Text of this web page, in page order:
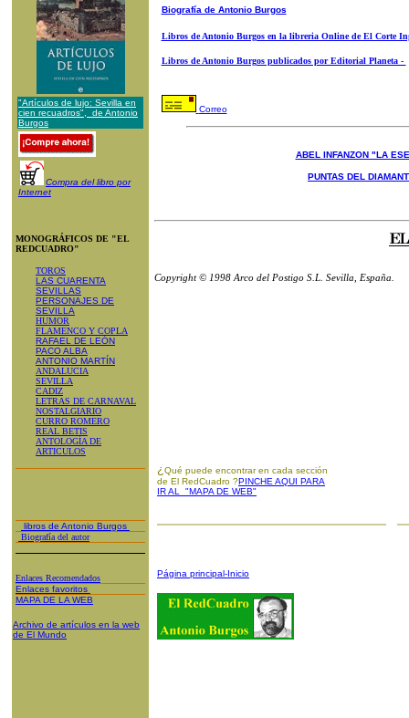
"Artículos de lujo: Sevilla en
cien recuadros", de Antonio
Burgos
Compra del libro por
Internet
MONOGRÁFICOS DE "EL
REDCUADRO"
TOROS
LAS CUARENTA
SEVILLAS
PERSONAJES DE
SEVILLA
HUMOR
FLAMENCO Y COPLA
RAFAEL DE LEÓN
PACO ALBA
ANTONIO MARTÍN
ANDALUCIA
SEVILLA
CADIZ
LETRAS DE CARNAVAL
NOSTALGIARIO
CURRO ROMERO
REAL BETIS
ANTOLOGÍA DE
ARTICULOS
libros de Antonio Burgos
Biografía del autor
Enlaces Recomendados
Enlaces favoritos
MAPA DE LA WEB
Archivo de artículos en la web
de El Mundo
Biografía de Antonio Burgos
Libros de Antonio Burgos en la libreria Online de El Corte
Libros de Antonio Burgos publicados por Editorial Planeta -
Correo
ABEL INFANZON "LA
PUNTAS DEL
Copyright © 1998 Arco del Postigo S.L. Sevilla, España.
¿ Qué puede encontrar en cada sección
de El RedCuadro ?PINCHE AQUI PARA
IR AL "MAPA DE WEB"
Página principal-Inicio